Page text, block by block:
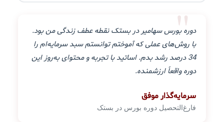
"
دوره بورس سهامیر در بستک نقطه عطف زندگی من بود.
با روش‌های عملی که آموختم توانستم سبد سرمایه‌ام را
34 درصد رشد بدم. اساتید با تجربه و محتوای به‌روز این
دوره واقعاً ارزشمنده.
سرمایه‌گذار موفق
فارغ‌التحصیل دوره بورس در بستک